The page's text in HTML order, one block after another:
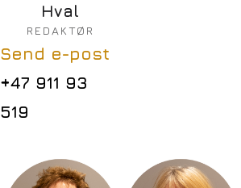
Hval
REDAKTØR
Send e-post
+47 911 93
519